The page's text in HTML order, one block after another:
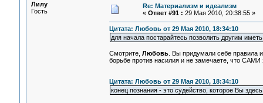
Лилу
Гость
Re: Материализм и идеализм
« Ответ #91 : 29 Мая 2010, 20:38:55 »
Цитата: Любовь от 29 Мая 2010, 18:34:10
для начала постарайтесь позволить другим
Смотрите, Любовь. Вы придумали себе правила
борьбе против насилия и не замечаете, что
Цитата: Любовь от 29 Мая 2010, 18:34:10
конец познания - это судейство, которое Вы